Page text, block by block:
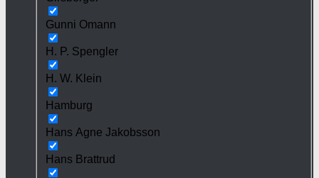
Gunni Omann
H. P. Spengler
H. W. Klein
Hamburg
Hans Agne Jakobsson
Hans Brattrud